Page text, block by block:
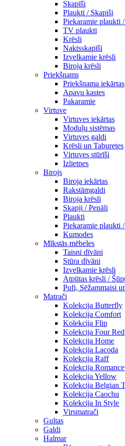
Skapīši
Plaukti / Skapiši
Piekaramie plaukti
TV plaukti
Krēsli
Naktsskapīši
Izvelkamie krēsli
Biroja krēsli
Priekšnams
Priekšnama iekārtas
Apavu kastes
Pakaramie
Virtuve
Virtuves iekārtas
Moduļu sistēmas
Virtuves galdi
Krēsli un Taburetes
Virtuves stūrīši
Izlietnes
Birojs
Biroja iekārtas
Rakstāmgaldi
Biroja krēsli
Skapji / Penāli
Plaukti
Piekaramie plaukti
Kumodes
Mīkstās mēbeles
Taisni dīvāni
Stūra dīvāni
Izvelkamie krēsli
Atpūtas krēsli /
Pufi, Sēžammaisi
Matrači
Kolekcija Butterfly
Kolekcija Comfort
Kolekcija Flip
Kolekcija Four Red
Kolekcija Home
Kolekcija Lacoda
Kolekcija Raff
Kolekcija Romance
Kolekcija Yellow
Kolekcija Belgian
Kolekcija Caochu
Kolekcija In Style
Virsmatrači
Gultas
Galdi
Halmar